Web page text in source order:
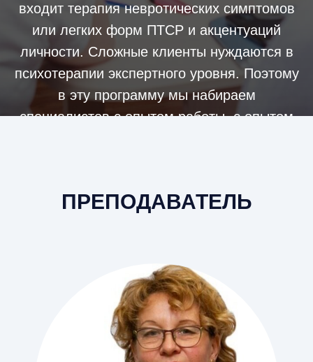
входит терапия невротических симптомов
или легких форм ПТСР и акцентуаций
личности. Сложные клиенты нуждаются в
психотерапии экспертного уровня. Поэтому
в эту программу мы набираем
специалистов с опытом работы, с опытом
Рост профессиональных компетенций
Синтез теории, и практики 50/50.
Межмодульные встречи.
Кейсы с методиками, раздаточный
ПРЕПОДАВАТЕЛЬ